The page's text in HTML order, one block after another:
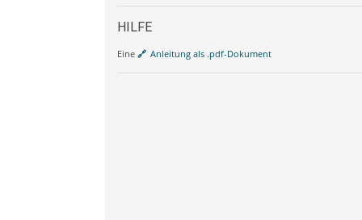
HILFE
Eine Anleitung als .pdf-Dokument